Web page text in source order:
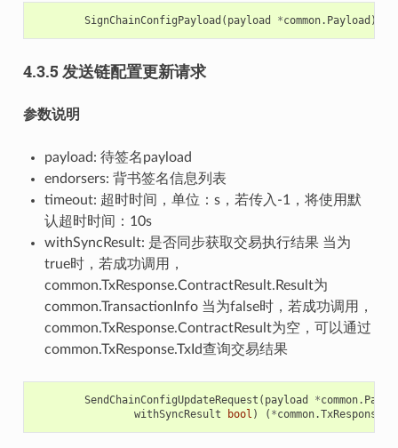
SignChainConfigPayload ( payload *common. Payload )
4.3.5 发送链配置更新请求
参数说明
payload: 待签名payload
endorsers: 背书签名信息列表
timeout: 超时时间，单位：s，若传入-1，将使用默
认超时时间：10s
withSyncResult: 是否同步获取交易执行结果 当为
true时，若成功调用，
common.TxResponse.ContractResult.Result为
common.TransactionInfo 当为false时，若成功调用，
common.TxResponse.ContractResult为空，可以通过
common.TxResponse.TxId查询交易结果
SendChainConfigUpdateRequest ( payload *common.
withSyncResult
bool ) ( *common.TxResponse